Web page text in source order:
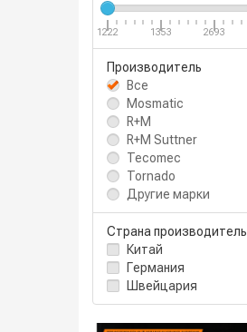
1222 1353 2693
Производитель
Все
Mosmatic
R+M
R+M Suttner
Tecomec
Tornado
Другие марки
Страна производитель
Китай
Германия
Швейцария